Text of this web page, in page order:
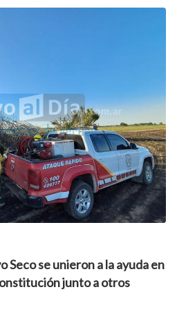
Seco se unieron a la ayuda en
junto a otros